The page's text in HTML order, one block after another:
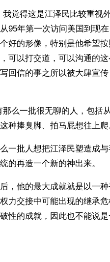
觉得这是江泽民比较重视
95年第一次访问美国到现
好的形像，特别是他希望
可以打交道，可以沟通的
回信的事之所以被大肆宣
么一批很无聊的人，包括
种捧臭脚、拍马屁想往上爬
一批人想把江泽民塑造成
的再造一个新的神出来。
，他的最大成就就是以一
力交接中可能出现的继承
性的成就，因此也不能说是